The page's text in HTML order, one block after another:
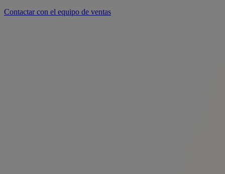
Contactar con el equipo de ventas